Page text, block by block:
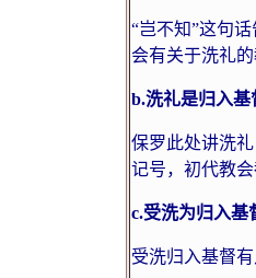
“岂不知”这句
会有关于洗礼
b.洗礼是归入基
保罗此处讲洗
记号，初代教
c.受洗为归入基
受洗归入基督有